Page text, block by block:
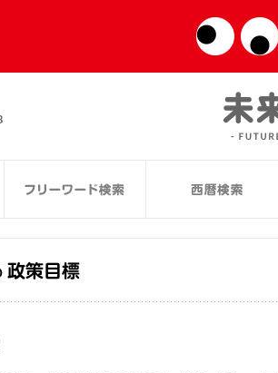
政策目標